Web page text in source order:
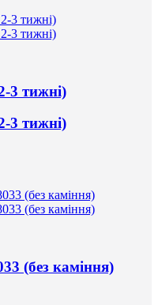
3 тижні)
3 тижні)
(без каміння)